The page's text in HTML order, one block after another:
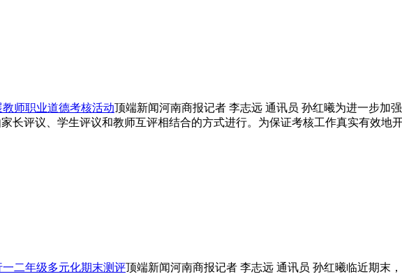
师职业道德考核活动顶端新闻河南商报记者 李志远 通讯员 孙红曦为进一步加
长评议、学生评议和教师互评相结合的方式进行。为保证考核工作真实有效地
二年级多元化期末测评顶端新闻河南商报记者 李志远 通讯员 孙红曦临近期末